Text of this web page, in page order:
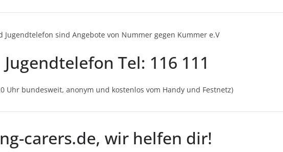
Jugendtelefon sind Angebote von Nummer gegen Kummer e.V
Tel: 116 111
Uhr bundesweit, anonym und kostenlos vom Handy und Festnetz)
carers.de, wir helfen dir!